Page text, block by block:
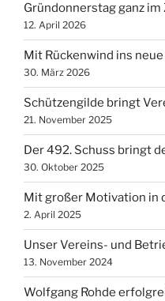
Gründonnerstag ganz im
12. April 2026
Mit Rückenwind ins
30. März 2026
Schützengilde bringt
21. November 2025
Der 492. Schuss bringt
30. Oktober 2025
Mit großer Motivation in
2. April 2025
Unser Vereins- und
13. November 2024
Wolfgang Rohde